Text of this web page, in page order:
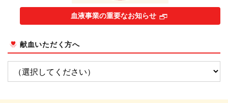
血液事業の重要なお知らせ
献血いただく方へ